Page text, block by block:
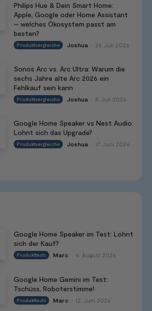
Philips Hue & Dein Smart Home:
Apple, Google oder Home Assistant
– welches Ökosystem passt am
besten?
Produktvergleiche Joshua 24. Juli 2026
Sonos Arc vs. Arc Ultra: Warum die
sechs Jahre alte Arc 2026 ein
Fehlkauf sein kann
Produktvergleiche Joshua 8. Juli 2026
Google Home Speaker vs Nest Audio:
Lohnt sich das Upgrade?
Produktvergleiche Joshua 17. Juni 2026
Google Home Speaker im Test: Lohnt
sich der Kauf?
Produkttests Marc 4. August 2026
Google Home Gemini im Test:
Tschüss, Roboterstimme!
Produkttests Marc 12. Juni 2026